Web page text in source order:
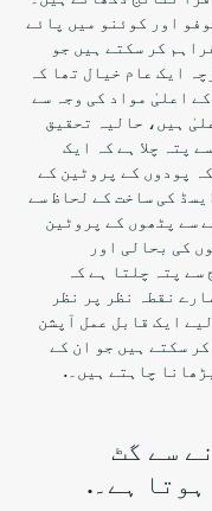
اور کوئنو میں پائے
کر سکتے ہیں جو
ایک عام خیال تھا کہ
اعلیٰ مواد کی وجہ سے
ہیں، حالیہ تحقیق
پتہ چلا ہے کہ ایک
پودوں کے پروٹین کے
کی ساخت کے لحاظ سے
سے پٹھوں کے پروٹین
کی بحالی اور
پتہ چلتا ہے کہ
نقطہ نظر پر نظر
ایک قابل عمل آپشن
سکتے ہیں جو ان کے
چاہتے ہیں۔.
سے گٹ
ہے۔.